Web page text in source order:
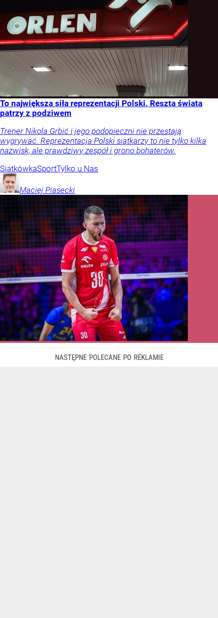
To największa siła reprezentacji Polski. Reszta świata
patrzy z podziwem
Trener Nikola Grbić i jego podopieczni nie przestają
wygrywać. Reprezentacja Polski siatkarzy to nie tylko kilka
nazwisk, ale prawdziwy zespół i grono bohaterów.
SiatkówkaSportTylko u Nas
Maciej Piasecki